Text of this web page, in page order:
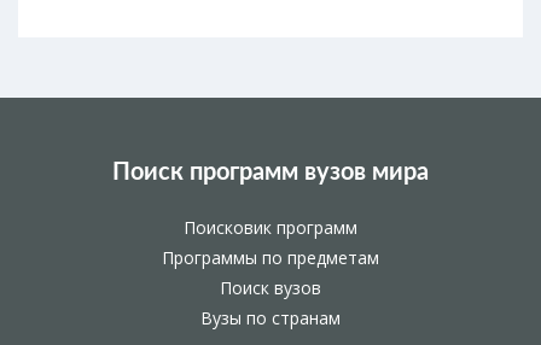
Поиск программ вузов мира
Поисковик программ
Программы по предметам
Поиск вузов
Вузы по странам